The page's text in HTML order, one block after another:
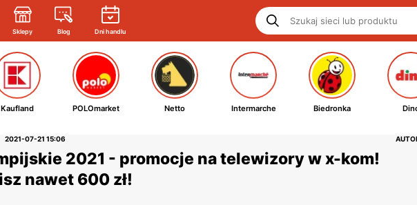
Sklepy Blog Dni handlu
Kaufland POLOmarket Netto Intermarche Biedronka
2021-07-21 15:06
2021 - promocje na telewizory w x-kom!
nawet 600 zł!